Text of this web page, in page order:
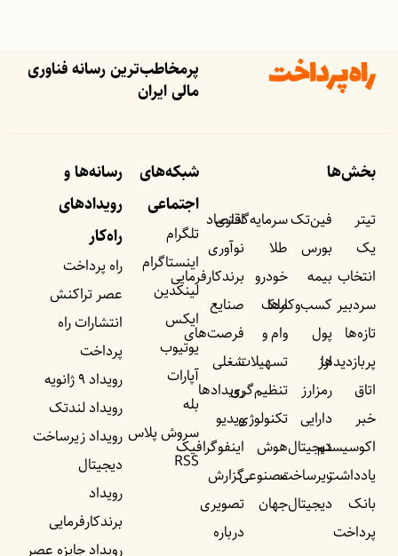
پرمخاطب‌ترین رسانه فناوری
مالی ایران
بخش‌ها
تیتر
یک
انتخاب
سردبیر
تازه‌ها
پربازدید‌ها
اتاق
خبر
اکوسیستم
یادداشت‌
بانک
پرداخت
فین‌تک
بورس
بیمه
کسب‌وکار‌ها
پول
ارز
رمزارز
دارایی
دیجیتال
زیرساخت
دیجیتال
سرمایه‌گذاری
طلا
خودرو
ملک
وام و
تسهیلات
تنظیم‌گری
تکنولوژی
هوش
مصنوعی
جهان
اقتصاد
نوآوری
برندکارفرمایی
صنایع
فرصت‌های
شغلی
رویداد‌ها
ویدیو
اینفوگرافیک
گزارش
تصویری
درباره
شبکه‌های
اجتماعی
تلگرام
اینستاگرام
لینکدین
ایکس
یوتیوب
آپارات
بله
سروش پلاس
RSS
رسانه‌ها و
رویداد‌های
راه‌کار
راه پرداخت
عصر تراکنش
انتشارات راه
پرداخت
رویداد ۹ ژانویه
رویداد لندتک
رویداد زیرساخت
دیجیتال
رویداد
برندکارفرمایی
رویداد جایزه عصر